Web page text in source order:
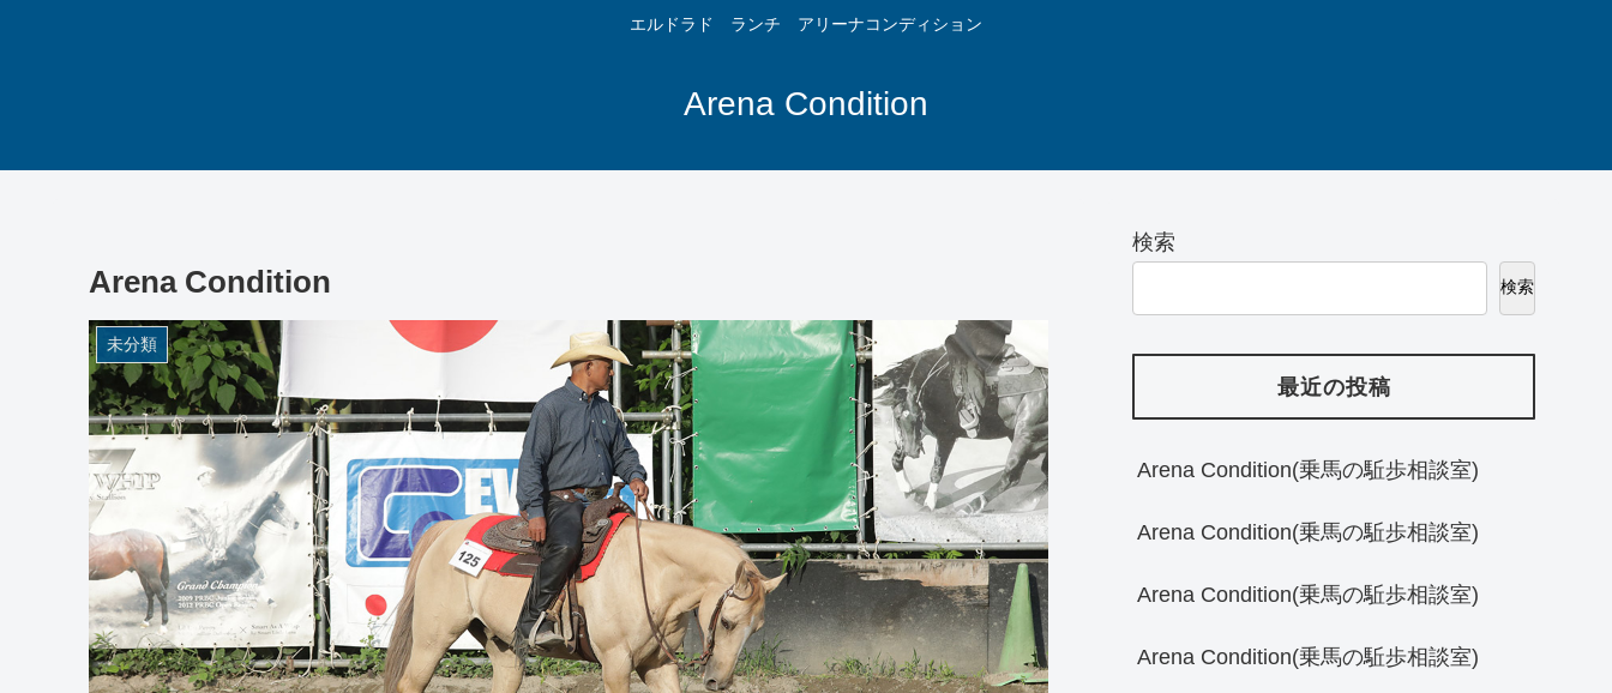
エルドラド ランチ アリーナコンディション
Arena Condition
Arena Condition
未分類
検索
検索
最近の投稿
Arena Condition(乗馬の駈歩相談室)
Arena Condition(乗馬の駈歩相談室)
Arena Condition(乗馬の駈歩相談室)
Arena Condition(乗馬の駈歩相談室)